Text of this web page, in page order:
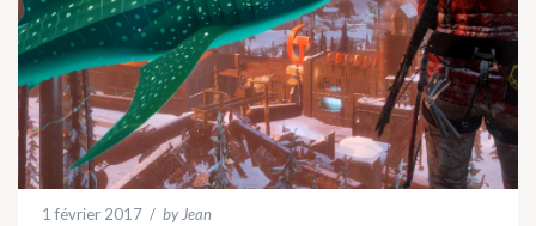
1 février 2017 / by Jean